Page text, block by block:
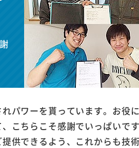
パワーを貰っています。お役
こちらこそ感謝でいっぱいで
供できるよう、これからも技